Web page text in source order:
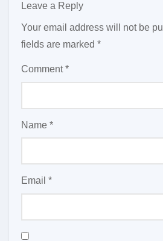
Leave a Reply
Your email address will not be
fields are marked *
Comment*
Name *
Email *